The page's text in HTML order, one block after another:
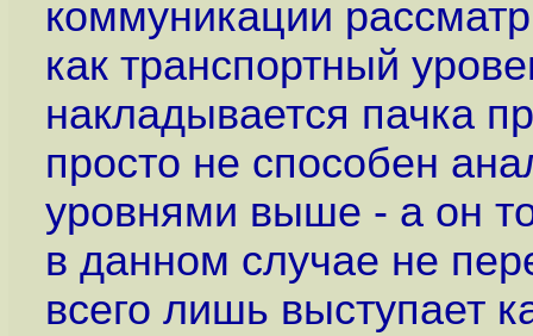
коммуникации
как транспортный
накладывается пачка
просто не способен
уровнями выше - а он
в данном случае не
всего лишь выступает